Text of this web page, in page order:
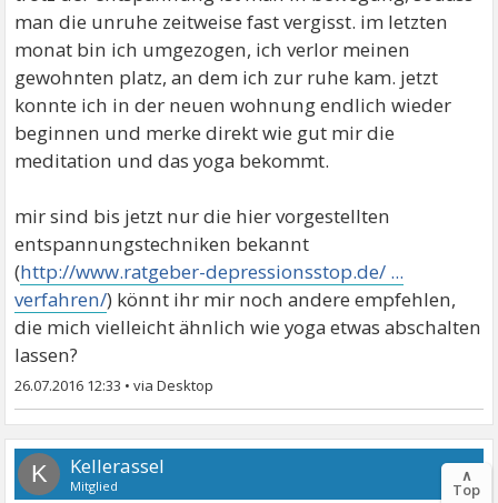
man die unruhe zeitweise fast vergisst. im letzten
monat bin ich umgezogen, ich verlor meinen
gewohnten platz, an dem ich zur ruhe kam. jetzt
konnte ich in der neuen wohnung endlich wieder
beginnen und merke direkt wie gut mir die
meditation und das yoga bekommt.
mir sind bis jetzt nur die hier vorgestellten
entspannungstechniken bekannt
(http://www.ratgeber-depressionsstop.de/ ...
verfahren/) könnt ihr mir noch andere empfehlen,
die mich vielleicht ähnlich wie yoga etwas abschalten
lassen?
26.07.2016 12:33 •
K Kellerassel
Mitglied
∧
Top